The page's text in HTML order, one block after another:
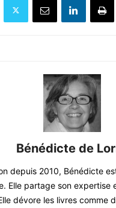
Bénédicte de
depuis 2010, Bénédicte
Elle partage son expertise
dévore les livres comme